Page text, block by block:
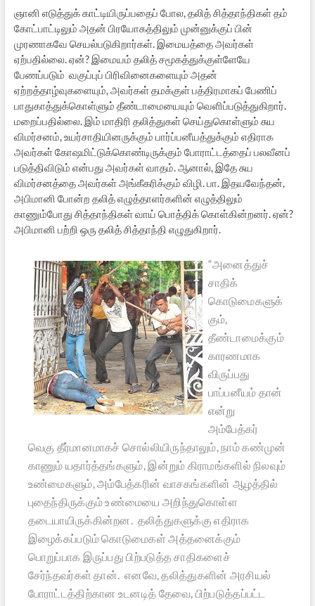
ஞானி எடுத்துக் காட்டியிருப்பதைப் போல, தலித் சித்தாந்திகள் தம்
கோட்பாட்டிலும் அதன் பிரயோகத்திலும் முன்னுக்குப் பின்
முரணாகவே செயல்படுகிறார்கள். இமையத்தை அவர்கள்
ஏற்பதில்லை. ஏன்? இமையம் தலித் சமூகத்துக்குள்ளேயே
பேணப்படும் வகுப்புப் பிரிவினைகளையும் அதன்
ஏற்றத்தாழ்வுகளையும், அவர்கள் தமக்குள் பத்திரமாகப் பேணிப்
பாதுகாத்துக்கொள்ளும் தீண்டாமையையும் வெளிப்படுத்துகிறார்.
மறைப்பதில்லை. இம் மாதிரி தலித்துகள் செய்துகொள்ளும் சுய
விமர்சனம், உயர்சாதியினருக்கும் பார்ப்பனீயத்துக்கும் எதிராக
அவர்கள் கோஷமிட்டுக்கொண்டிருக்கும் போராட்டத்தைப் பலவீனப்
படுத்திவிடும் என்பது அவர்கள் வாதம். ஆனால், இதே சுய
விமர்சனத்தை அவர்கள் அங்கீகரிக்கும் விழி. பா. இதயவேந்தன்,
அபிமானி போன்ற தலித் எழுத்தாளர்களின் எழுத்திலும்
காணும்போது சித்தாந்திகள் வாய் பொத்திக் கொள்கின்றனர். ஏன்?
அபிமானி பற்றி ஒரு தலித் சித்தாந்தி எழுதுகிறார்.
“அனைத்துச்
சாதிக்
கொடுமைகளுக்
கும்,
தீண்டாமைக்கும்
காரணமாக
விருப்பது
பாப்பனீயம் தான்
என்று
அம்பேத்கர்
வெகு தீர்மானமாகச் சொல்லியிருந்தாலும், நாம் கண்முன்
காணும் யதார்த்தங்களும், இன்றும் கிராமங்களில் நிலவும்
உண்மைகளும், அம்பேத்கரின் வாசகங்களின் ஆழத்தில்
புதைந்திருக்கும் உண்மையை அறிந்துகொள்ள
தடையாயிருக்கின்றன. தலித்துகளுக்கு எதிராக
இழைக்கப்படும் கொடுமைகள் அத்தனைக்கும்
பொறுப்பாக இருப்பது பிற்படுத்த சாதிகளைச்
சேர்ந்தவர்கள் தான். எனவே, தலித்துகளின் அரசியல்
போராட்டத்திற்கான உடனடித் தேவை, பிற்படுத்தப்பட்ட